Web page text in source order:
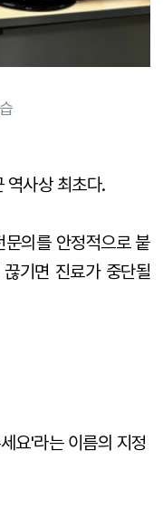
사상 최초다.
의를 안정적으로 붙
기면 진료가 중단될
요'라는 이름의 지정